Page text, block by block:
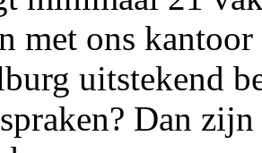
met ons kantoor
uitstekend
Dan